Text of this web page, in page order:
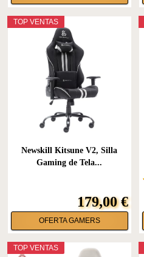
TOP VENTAS
Newskill Kitsune V2, Silla
Gaming de Tela...
179,00 €
OFERTA GAMERS
TOP VENTAS